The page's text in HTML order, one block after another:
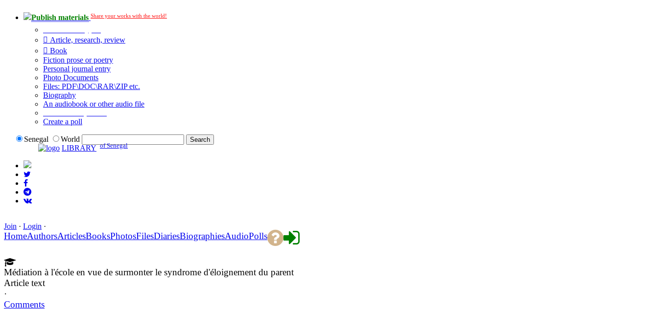
Publish materials Share your works with the world!
Article, research, review
Book
Fiction prose or poetry
Personal journal entry
Photo Documents
Files: PDF\DOC\RAR\ZIP etc.
Biography
An audiobook or other audio file
Create a poll
Senegal
World
LIBRARY of Senegal
Join · Login ·
HomeAuthorsArticlesBooksPhotosFilesDiariesBiographiesAudioPolls
Médiation à l'école en vue de surmonter le syndrome d'éloignement du parent
Article text
·
Comments